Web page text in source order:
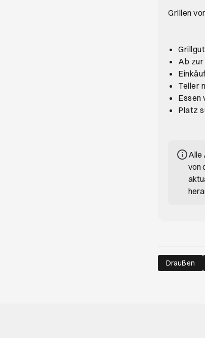
Grillen
Ab zur
Teller
Essen
Platz
Alle
von
Draußen